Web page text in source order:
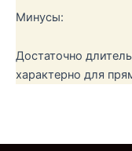
Минусы:
Достаточно
характерно для